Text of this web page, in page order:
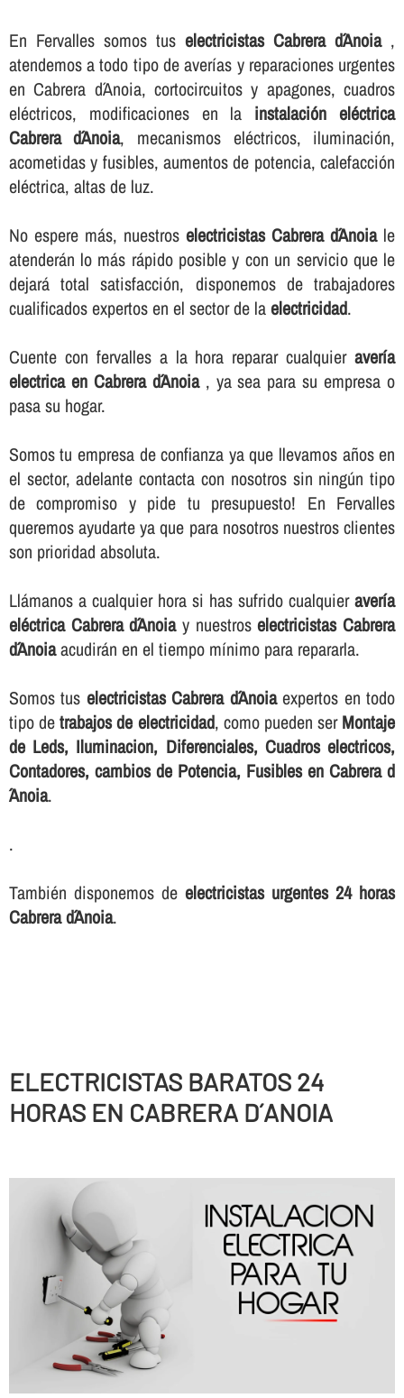
En Fervalles somos tuselectricistas Cabrera d´Anoia,
atendemos a todo tipo de averí­as y reparaciones urgentes
en Cabrera d´Anoia, cortocircuitos y apagones, cuadros
eléctricos, modificaciones en la instalación eléctrica
Cabrera d´Anoia, mecanismos eléctricos, iluminación,
acometidas y fusibles, aumentos de potencia, calefacción
eléctrica, altas de luz.
No espere más, nuestroselectricistas Cabrera d´Anoiale
atenderán lo más rápido posible y con un servicio que le
dejará total satisfacción, disponemos de trabajadores
cualificados expertos en el sector de laelectricidad.
Cuente con fervalles a la hora reparar cualquieraverí­a
electrica en Cabrera d´Anoia, ya sea para su empresa o
pasa su hogar.
Somos tu empresa de confianza ya que llevamos años en
el sector, adelante contacta con nosotros sin ningún tipo
de compromiso y pide tu presupuesto! En Fervalles
queremos ayudarte ya que para nosotros nuestros clientes
son prioridad absoluta.
Llámanos a cualquier hora si has sufrido cualquieraverí­a
eléctrica Cabrera d´Anoiay nuestroselectricistas Cabrera
d´Anoiaacudirán en el tiempo mí­nimo para repararla.
Somos tus electricistas Cabrera d´Anoiaexpertos en todo
tipo detrabajos de electricidad, como pueden serMontaje
de Leds, Iluminacion, Diferenciales, Cuadros electricos,
Contadores, cambios de Potencia, Fusibles en Cabrera d
´Anoia.
.
También disponemos de electricistas urgentes 24 horas
Cabrera d´Anoia.
ELECTRICISTAS BARATOS 24
HORAS EN CABRERA D´ANOIA